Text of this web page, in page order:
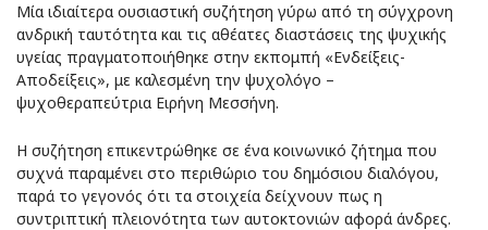
Μία ιδιαίτερα ουσιαστική συζήτηση γύρω από τη σύγχρονη
ανδρική ταυτότητα και τις αθέατες διαστάσεις της ψυχικής
υγείας πραγματοποιήθηκε στην εκπομπή «Ενδείξεις-
Αποδείξεις», με καλεσμένη την ψυχολόγο –
ψυχοθεραπεύτρια Ειρήνη Μεσσήνη.
Η συζήτηση επικεντρώθηκε σε ένα κοινωνικό ζήτημα που
συχνά παραμένει στο περιθώριο του δημόσιου διαλόγου,
παρά το γεγονός ότι τα στοιχεία δείχνουν πως η
συντριπτική πλειονότητα των αυτοκτονιών αφορά άνδρες.